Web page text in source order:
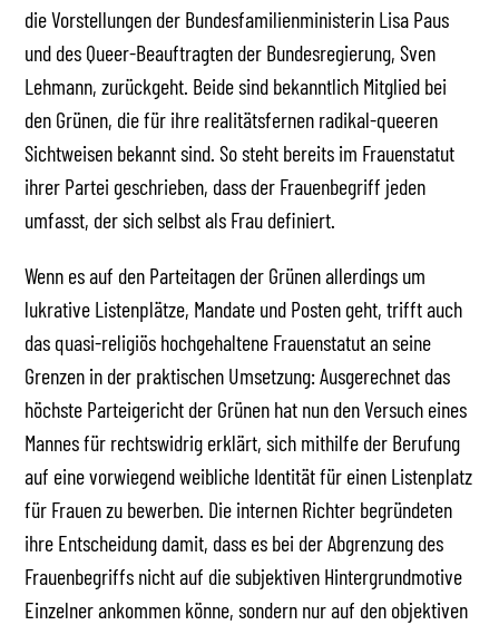
die Vorstellungen der Bundesfamilienministerin Lisa Paus
und des Queer-Beauftragten der Bundesregierung, Sven
Lehmann, zurückgeht. Beide sind bekanntlich Mitglied bei
den Grünen, die für ihre realitätsfernen radikal-queeren
Sichtweisen bekannt sind. So steht bereits im Frauenstatut
ihrer Partei geschrieben, dass der Frauenbegriff jeden
umfasst, der sich selbst als Frau definiert.
Wenn es auf den Parteitagen der Grünen allerdings um
lukrative Listenplätze, Mandate und Posten geht, trifft auch
das quasi-religiös hochgehaltene Frauenstatut an seine
Grenzen in der praktischen Umsetzung: Ausgerechnet das
höchste Parteigericht der Grünen hat nun den Versuch eines
Mannes für rechtswidrig erklärt, sich mithilfe der Berufung
auf eine vorwiegend weibliche Identität für einen Listenplatz
für Frauen zu bewerben. Die internen Richter begründeten
ihre Entscheidung damit, dass es bei der Abgrenzung des
Frauenbegriffs nicht auf die subjektiven Hintergrundmotive
Einzelner ankommen könne, sondern nur auf den objektiven